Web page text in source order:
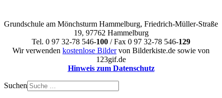
Grundschule am Mönchsturm Hammelburg, Friedrich-Müller-Straße
19, 97762 Hammelburg
Tel. 0 97 32-78 546-100 / Fax 0 97 32-78 546-129
Wir verwenden kostenlose Bildervon Bilderkiste.de sowie von
123gif.de
Hinweis zum Datenschutz
Suchen